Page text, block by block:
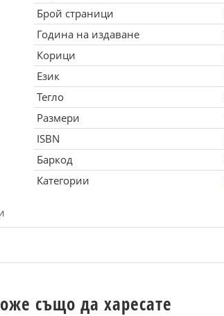
Брой страници
Година на издаване
Корици
Език
Тегло
Размери
ISBN
Баркод
Категории
също да харесате